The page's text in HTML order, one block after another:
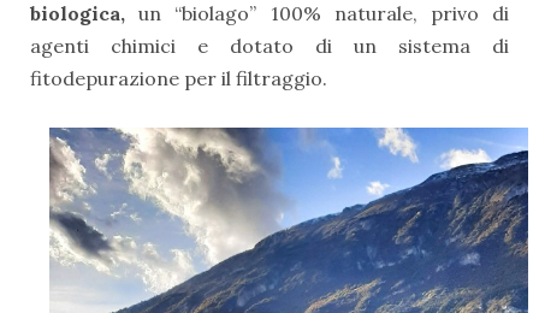
biologica,un “biolago” 100% naturale, privo di
agenti chimici e dotato di un sistema di
fitodepurazione per il filtraggio.